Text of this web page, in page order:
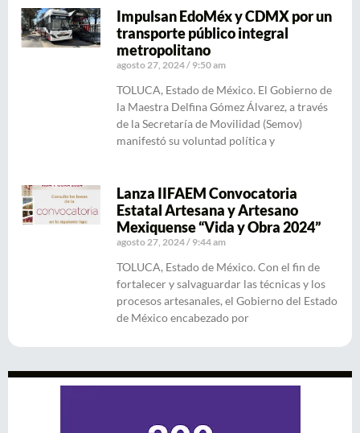
Impulsan EdoMéx y CDMX por un
transporte público integral
metropolitano
agosto 27, 2024 9:50 am
TOLUCA, Estado de México. El Gobierno de
la Maestra Delfina Gómez Álvarez, a través
de la Secretaría de Movilidad (Semov)
manifestó su voluntad política y
Lanza IIFAEM Convocatoria
Estatal Artesana y Artesano
Mexiquense “Vida y Obra 2024”
agosto 27, 2024 9:44 am
TOLUCA, Estado de México. Con el fin de
fortalecer y salvaguardar las técnicas y los
procesos artesanales, el Gobierno del Estado
de México encabezado por